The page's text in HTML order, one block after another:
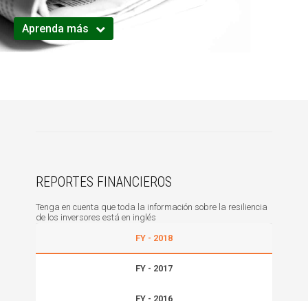
Aprenda más
REPORTES FINANCIEROS
Tenga en cuenta que toda la información sobre la resiliencia
de los inversores está en inglés
FY - 2018
FY - 2017
FY - 2016